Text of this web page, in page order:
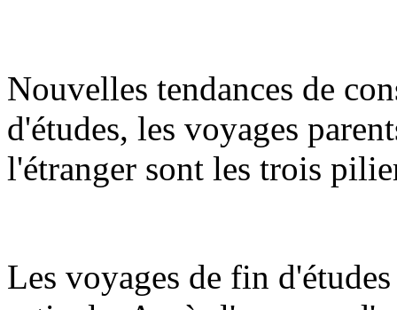
Nouvelles tendances de
d'études, les voyages
l'étranger sont les trois
Les voyages de fin